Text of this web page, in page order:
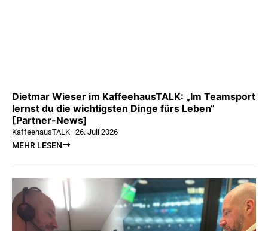
Dietmar Wieser im KaffeehausTALK: „Im Teamsport
lernst du die wichtigsten Dinge fürs Leben“
[Partner-News]
KaffeehausTALK–26. Juli 2026
MEHR LESEN